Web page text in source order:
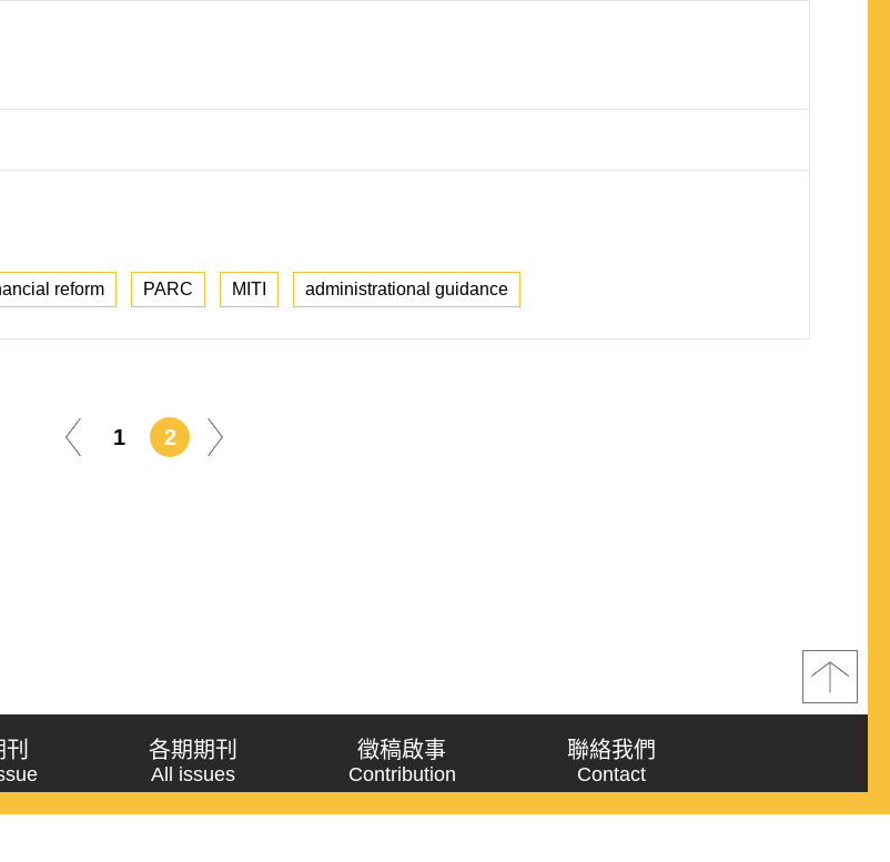
reform PARC MITI administrational guidance
1 2
各期期刊
All issues
徵稿啟事
Contribution
聯絡我們
Contact